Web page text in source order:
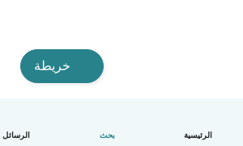
الرئيسية بحث الرسائل
خريطة